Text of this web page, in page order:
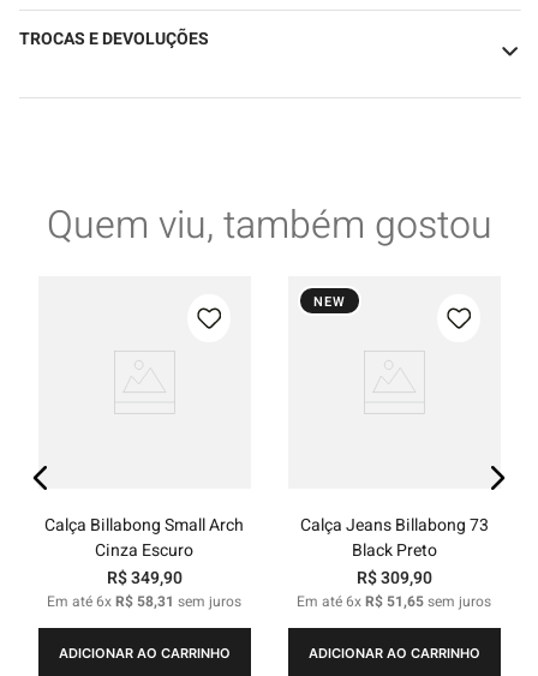
TROCAS E DEVOLUÇÕES
Quem viu, também gostou
Calça Billabong Small Arch
Cinza Escuro
R$349,90
Em até6xR$ 58,31 sem juros
ADICIONAR AO CARRINHO
NEW
Calça Jeans Billabong 73
Black Preto
R$309,90
Em até6xR$ 51,65sem juros
ADICIONAR AO CARRINHO